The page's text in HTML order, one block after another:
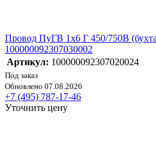
Провод ПуГВ 1х6 Г 450/750В
100000092307030002
Артикул: 100000092307020024
Под заказ
Обновлено 07.08.2026
+7 (495) 787-17-46
Уточнить цену